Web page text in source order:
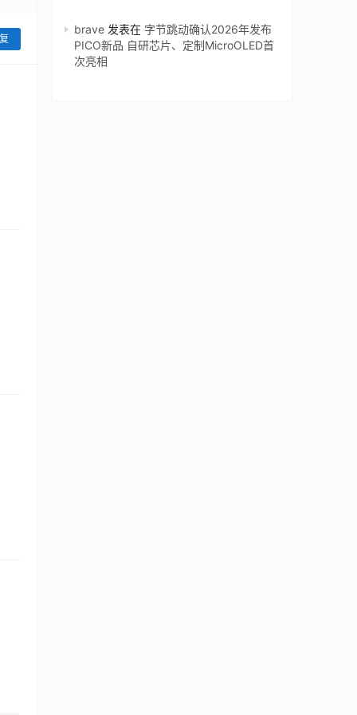
brave 发表在 字节跳动确认2026年发布
PICO新品 自研芯片、定制MicroOLED首
次亮相